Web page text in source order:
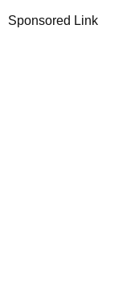
Sponsored Link